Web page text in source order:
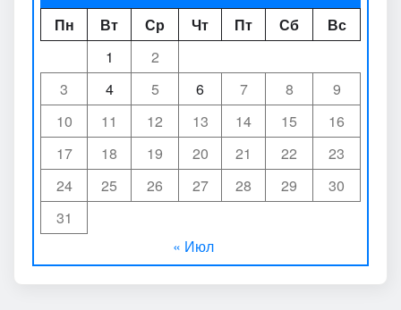
Пн
Вт Ср Чт Пт Сб
Вс
1
2
3
4 5 6 7 8
9
10
11 12 13 14 15
16
17
18 19 20 21 22
23
24
25 26 27 28 29
30
31
« Июл